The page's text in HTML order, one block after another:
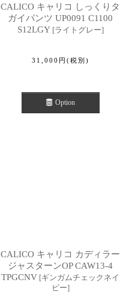
CALICO キャリコ しっくりタ
ガイパンツ UP0091 C1100
S12LGY [ライトグレー]
31,000 円 (税別)
Option
CALICO キャリコ カディラー
ジャスターンOP CAW13-4
TPGCNV [ギンガムチェックネイ
ビー]